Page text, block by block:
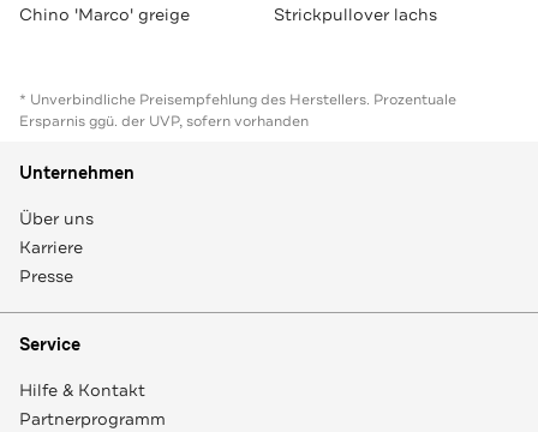
Chino 'Marco' greige Strickpullover lachs
* Unverbindliche Preisempfehlung des Herstellers. Prozentuale
Ersparnis ggü. der UVP, sofern vorhanden
Unternehmen
Über uns
Karriere
Presse
Service
Hilfe & Kontakt
Partnerprogramm